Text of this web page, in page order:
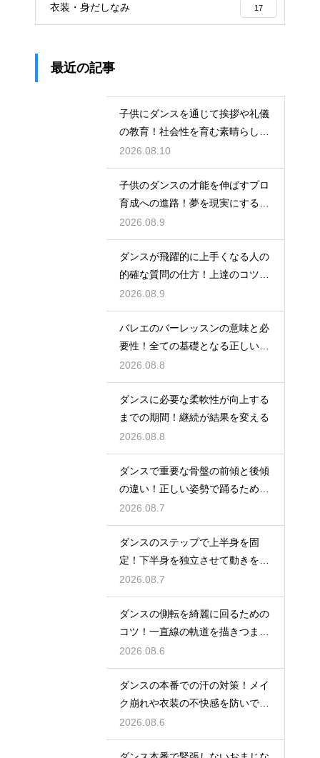
衣装・身だしなみ 17
最近の記事
子供にダンスを通じて挨拶や礼儀
の教育！社会性を育む素晴らしい
習い事
2026.08.10
子供のダンスの才能を伸ばすプロ
育成への進路！夢を現実にするス
テップ
2026.08.9
ダンスが飛躍的に上手くなる人の
的確な質問の仕方！上達のコツを
引き出す
2026.08.9
バレエのバーレッスンの意味と必
要性！全ての基礎となる正しい姿
勢と軸を
2026.08.8
ダンスに必要な柔軟性が向上する
までの期間！継続が結果を変える
2026.08.8
ダンスで重要な骨盤の前傾と後傾
の違い！正しい姿勢で踊るための
鍵
2026.08.7
ダンスのステップで上半身を固
定！下半身を独立させて動きを際
立たせる
2026.08.7
ダンスの側転を綺麗に回るための
コツ！一直線の軌道を描きつま先
まで伸ばす
2026.08.6
ダンスの本番での汗の対策！メイ
ク崩れや衣装の不快感を防いで快
適に踊る
2026.08.6